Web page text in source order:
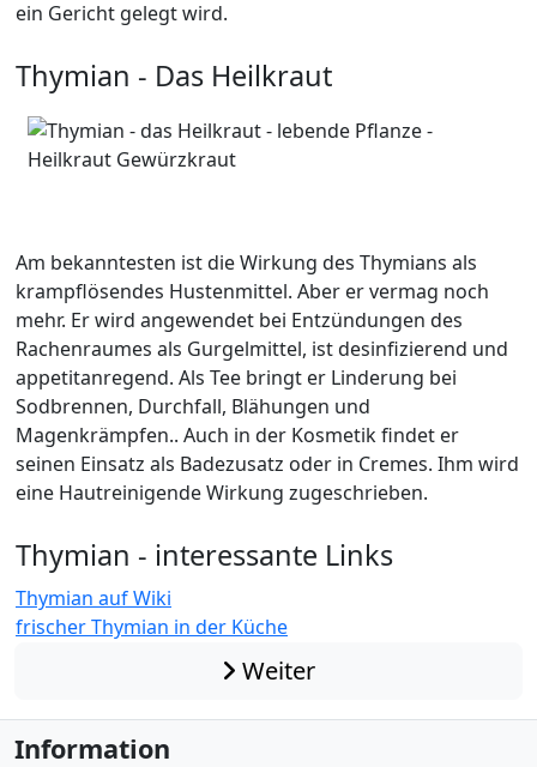
ein Gericht gelegt wird.
Thymian - Das Heilkraut
Am bekanntesten ist die Wirkung des Thymians als
krampflösendes Hustenmittel. Aber er vermag noch
mehr. Er wird angewendet bei Entzündungen des
Rachenraumes als Gurgelmittel, ist desinfizierend und
appetitanregend. Als Tee bringt er Linderung bei
Sodbrennen, Durchfall, Blähungen und
Magenkrämpfen.. Auch in der Kosmetik findet er
seinen Einsatz als Badezusatz oder in Cremes. Ihm wird
eine Hautreinigende Wirkung zugeschrieben.
Thymian - interessante Links
Thymian auf Wiki
frischer Thymian in der Küche
Weiter
Information